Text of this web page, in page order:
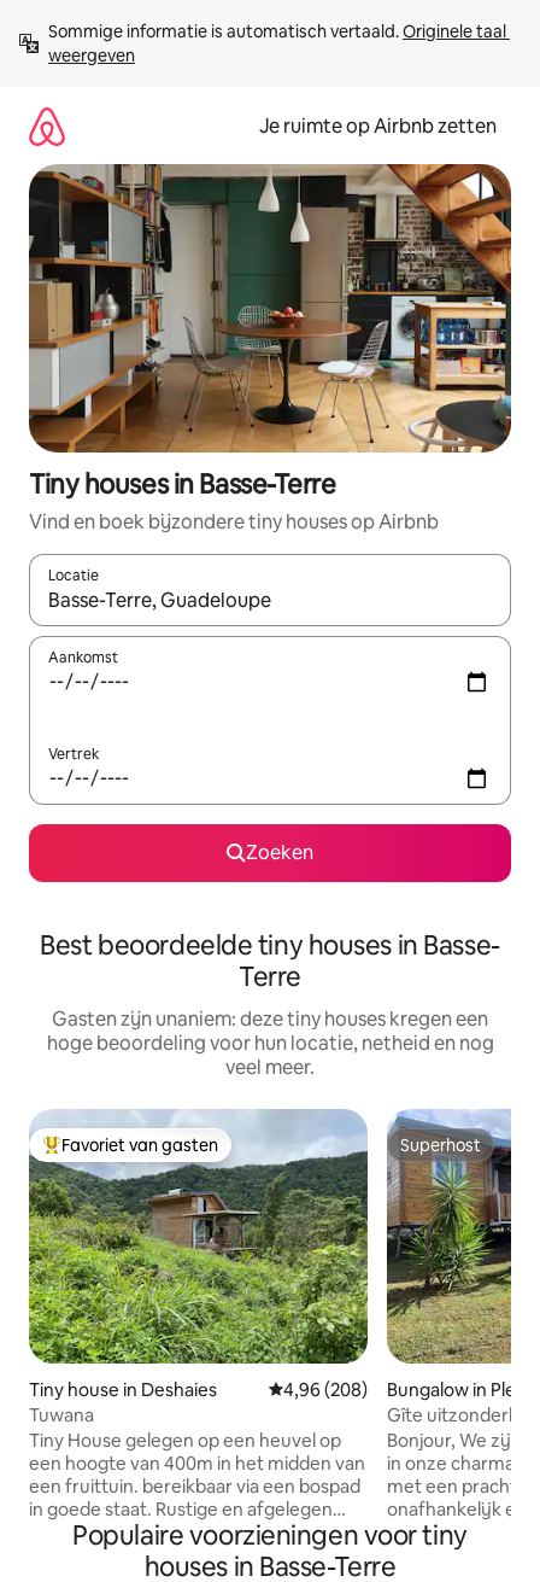
direct
naar
Sommige informatie is automatisch vertaald. Originele taal
weergeven
Je ruimte op Airbnb zetten
Tiny houses in Basse-Terre
Vind en boek bijzondere tiny houses op Airbnb
Locatie
Wanneer er suggesties beschikbaar zijn, maak je een keuze
Aankomst
Vertrek
Zoeken
Best beoordeelde tiny houses in Basse-
Terre
Gasten zijn unaniem: deze tiny houses kregen een
hoge beoordeling voor hun locatie, netheid en nog
veel meer.
Topfavoriet van gasten
Favoriet van gasten
Tiny house in Deshaies Gemiddelde beoordeling van
4,96 (208)
Tuwana
Tiny House gelegen op een heuvel op
een hoogte van 400m in het midden van
een fruittuin. bereikbaar via een bospad
in goede staat. Rustige en afgelegen
plek tussen de zee en de berg met een
dominant uitzicht. Natuurlijk frisse en
Superhost
Superhost
Bungalow in
Gîte uitzonderlijk
Bonjour, We zijn blij om u te ontvangen
in onze
met een prachtig
onafhankelijk en
airconditioning
NOGENT ten
Populaire voorzieningen voor tiny
houses in Basse-Terre